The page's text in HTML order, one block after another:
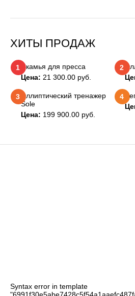
ХИТЫ ПРОДАЖ
1 Скамья для пресса
Цена: 21 300.00 руб.
2
3 Эллиптический тренажер
Sole
Цена: 199 900.00 руб.
4
Syntax error in template